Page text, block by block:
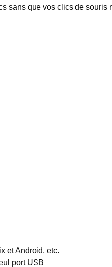
sans que vos clics de souris
et Android, etc.
port USB